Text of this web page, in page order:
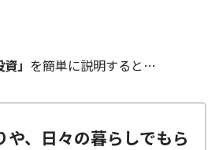
」 を簡単に説明すると…
や、日々の暮らしでもら